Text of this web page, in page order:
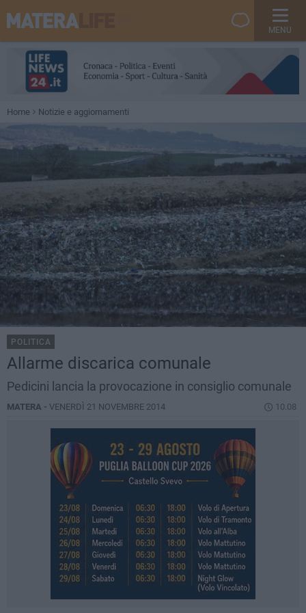
MENU
Home Notizie e aggiornamenti
POLITICA
Allarme discarica comunale
Pedicini lancia la provocazione in consiglio comunale
MATERA - VENERDÌ 21 NOVEMBRE 2014 10.08